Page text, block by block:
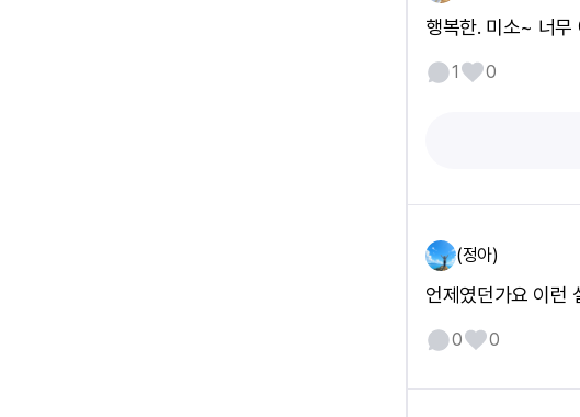
행복한. 미소~ 너
1 0
(정아)
언제였던가요 이런
0 0